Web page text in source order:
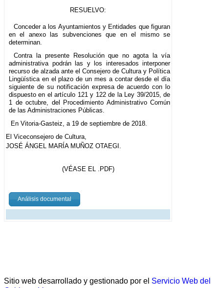
RESUELVO:
Conceder a los Ayuntamientos y Entidades que figuran
en el anexo las subvenciones que en el mismo se
determinan.
Contra la presente Resolución que no agota la vía
administrativa podrán las y los interesados interponer
recurso de alzada ante el Consejero de Cultura y Política
Lingüística en el plazo de un mes a contar desde el día
siguiente de su notificación expresa de acuerdo con lo
dispuesto en el artículo 121 y 122 de la Ley 39/2015, de
1 de octubre, del Procedimiento Administrativo Común
de las Administraciones Públicas.
En Vitoria-Gasteiz, a 19 de septiembre de 2018.
El Viceconsejero de Cultura,
JOSÉ ÁNGEL MARÍA MUÑOZ OTAEGI.
(VÉASE EL .PDF)
Análisis documental
Sitio web desarrollado y gestionado por el Servicio Web del